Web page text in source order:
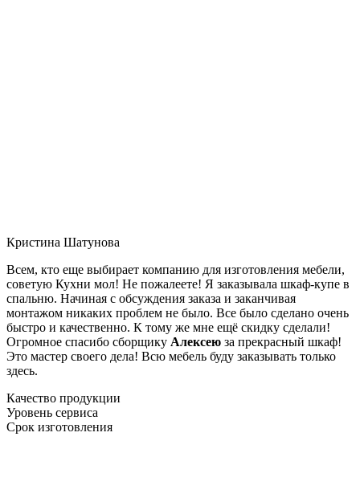
Кристина Шатунова
Всем, кто еще выбирает компанию для изготовления мебели,
советую Кухни мол! Не пожалеете! Я заказывала шкаф-купе в
спальню. Начиная с обсуждения заказа и заканчивая
монтажом никаких проблем не было. Все было сделано очень
быстро и качественно. К тому же мне ещё скидку сделали!
Огромное спасибо сборщику Алексею за прекрасный шкаф!
Это мастер своего дела! Всю мебель буду заказывать только
здесь.
Качество продукции
Уровень сервиса
Срок изготовления